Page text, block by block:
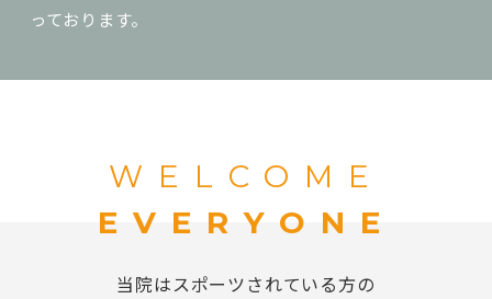
っております。
WELCOME
EVERYONE
当院はスポーツされている方の